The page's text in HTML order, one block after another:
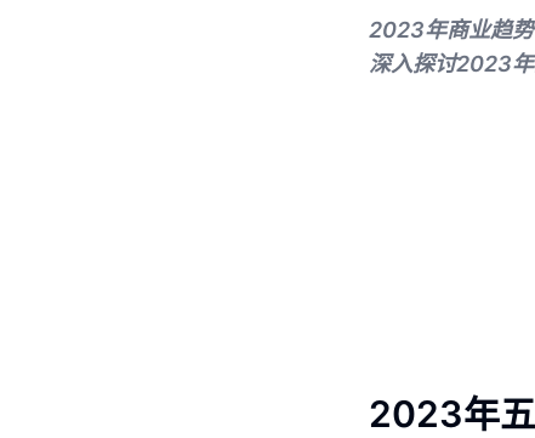
2023年商业趋
深入探讨2023年
2023年